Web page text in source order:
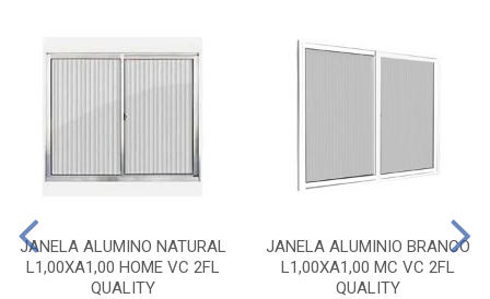
JANELA ALUMINO NATURAL
L1,00XA1,00 HOME VC 2FL
QUALITY
JANELA ALUMINIO BRANCO
L1,00XA1,00 MC VC 2FL
QUALITY